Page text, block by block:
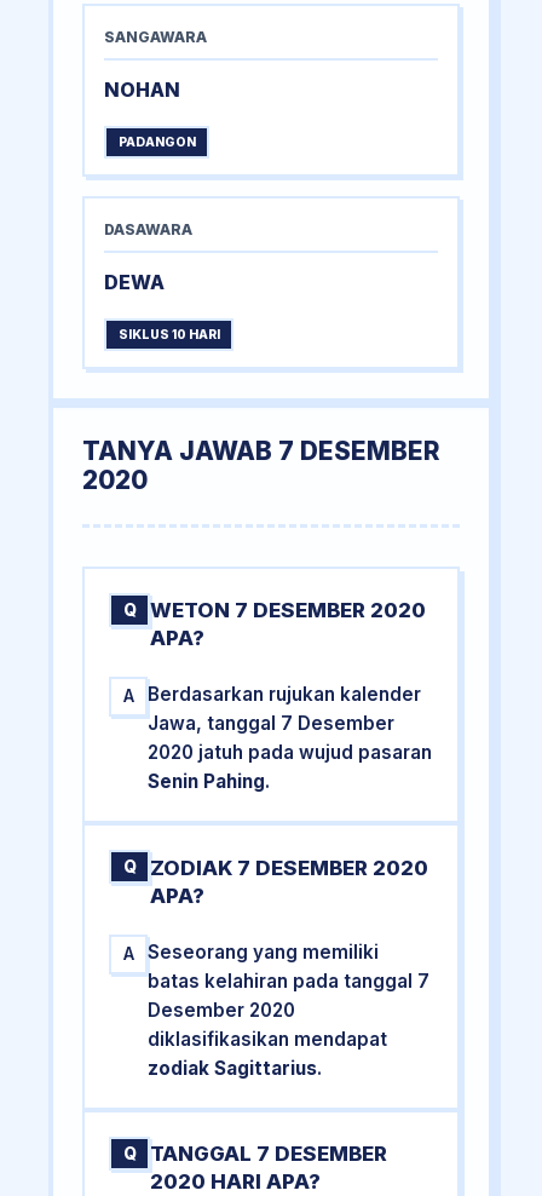
SANGAWARA
NOHAN
PADANGON
DASAWARA
DEWA
SIKLUS 10 HARI
TANYA JAWAB 7 DESEMBER
2020
Q
WETON 7 DESEMBER 2020
APA?
A
Berdasarkan rujukan kalender
Jawa, tanggal 7 Desember
2020 jatuh pada wujud pasaran
Senin Pahing.
Q
ZODIAK 7 DESEMBER 2020
APA?
A
Seseorang yang memiliki
batas kelahiran pada tanggal 7
Desember 2020
diklasifikasikan mendapat
zodiak Sagittarius.
Q
TANGGAL 7 DESEMBER
2020 HARI APA?